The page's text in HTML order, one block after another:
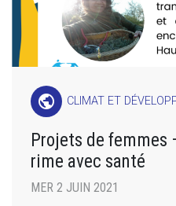
public CLIMAT ET
Projets de femmes
rime avec santé
MER 2 JUIN 2021